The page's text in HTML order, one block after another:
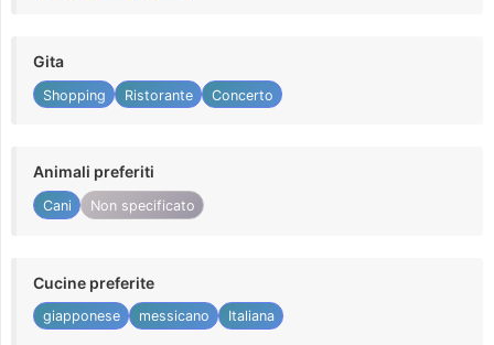
Gita
Shopping Ristorante Concerto
Animali preferiti
Cani Non specificato
Cucine preferite
giapponese messicano Italiana